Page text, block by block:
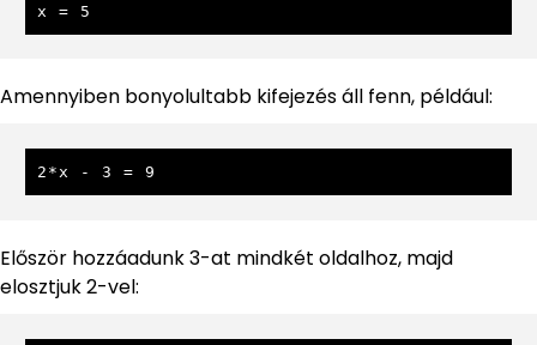
x = 5
Amennyiben bonyolultabb kifejezés áll fenn, például:
2*x - 3 = 9
Először hozzáadunk 3-at mindkét oldalhoz, majd
elosztjuk 2-vel: